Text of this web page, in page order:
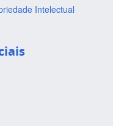
Intelectual